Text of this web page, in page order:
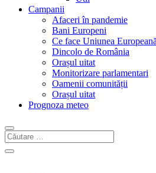
Campanii
Afaceri în pandemie
Bani Europeni
Ce face Uniunea
Dincolo de România
Orașul uitat
Monitorizare parlamentari
Oamenii comunității
Orașul uitat
Prognoza meteo